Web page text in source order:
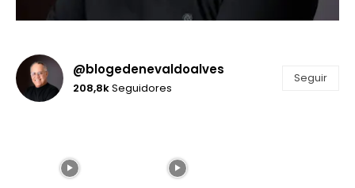
@blogedenevaldoalves
208,8kSeguidores
Seguir